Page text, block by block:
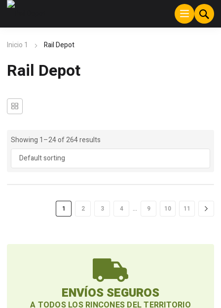
Inicio 1 Rail Depot
Rail Depot
Showing 1–24 of 264 results
1 2 3 4 … 9 10 11
ENVÍOS SEGUROS
A TODOS LOS RINCONES DEL TERRITORIO